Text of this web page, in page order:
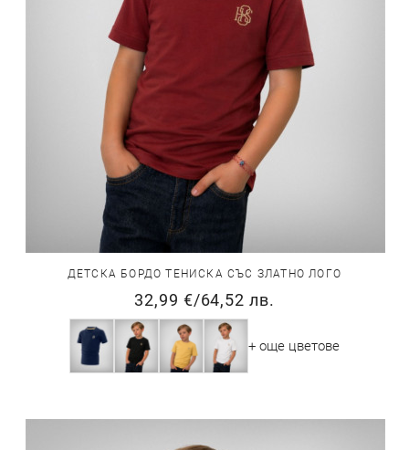
ДЕТСКА БОРДО ТЕНИСКА СЪС ЗЛАТНО ЛОГО
32,99 €/64,52 лв.
+ още цветове